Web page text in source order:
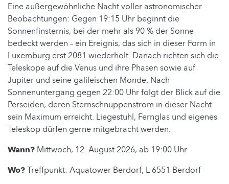
Eine außergewöhnliche Nacht voller astronomischer
Beobachtungen: Gegen 19:15 Uhr beginnt die
Sonnenfinsternis, bei der mehr als 90 % der Sonne
bedeckt werden – ein Ereignis, das sich in dieser Form in
Luxemburg erst 2081 wiederholt. Danach richten sich die
Teleskope auf die Venus und ihre Phasen sowie auf
Jupiter und seine galileischen Monde. Nach
Sonnenuntergang gegen 22:00 Uhr folgt der Blick auf die
Perseiden, deren Sternschnuppenstrom in dieser Nacht
sein Maximum erreicht. Liegestuhl, Fernglas und eigenes
Teleskop dürfen gerne mitgebracht werden.
Wann? Mittwoch, 12. August 2026, ab 19:00 Uhr
Wo?Treffpunkt: Aquatower Berdorf, L-6551 Berdorf